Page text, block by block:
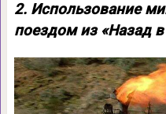
2. Использование
поездом из «Назад